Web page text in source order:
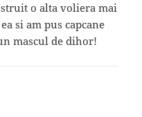
o alta voliera mai
si am pus capcane
mascul de dihor!